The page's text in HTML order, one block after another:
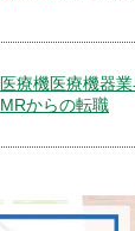
医療機医療機器
MRからの転職